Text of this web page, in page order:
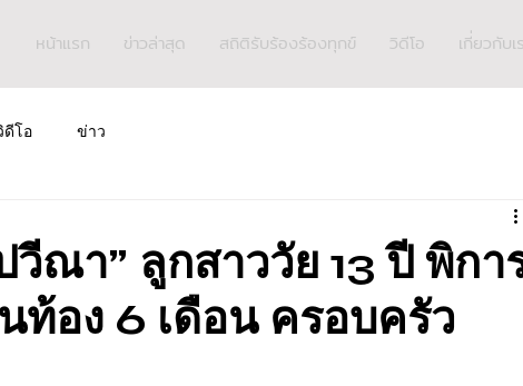
หน้าแรก ข่าวล่าสุด สถิติรับร้องร้องทุกข์ วิดีโอ เกี่ยวกับเ
ดีโอ ข่าว
วีณา” ลูกสาววัย 13 ปี พิกา
ท้อง 6 เดือน ครอบครัว